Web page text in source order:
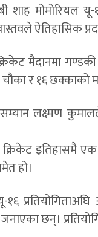
शाह मोमोरियल यू-
ऐतिहासिक
मैदानमा
र १६
लक्ष्मण
इतिहासमै एक
हो।
१६
छन्।